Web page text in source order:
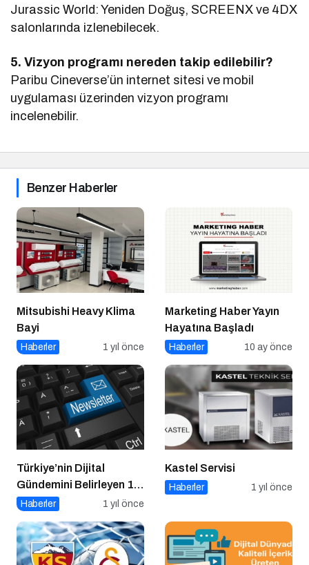
Jurassic World: Yeniden Doğuş, SCREENX ve 4DX
salonlarında izlenebilecek.
5. Vizyon programı nereden takip edilebilir?
Paribu Cineverse’ün internet sitesi ve mobil
uygulaması üzerinden vizyon programı
incelenebilir.
Benzer Haberler
Mitsubishi Heavy Klima
Bayi
Haberler 1 yıl önce
Marketing Haber Yayın
Hayatına Başladı
Haberler 10 ay önce
Türkiye’nin Dijital
Gündemini Belirleyen 15
Haber Sitesi
Haberler 1 yıl önce
Kastel Servisi
Haberler 1 yıl önce